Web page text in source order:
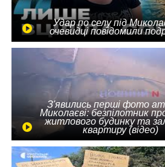
Удар по селу під
очевидці повідомили
З'явились перші фото
Миколаєві: безпілотник
житлового будинку та
квартиру (відео)